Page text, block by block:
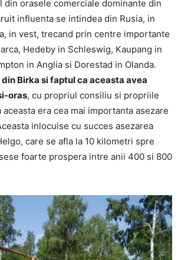
din orasele comerciale dominante din
influenta se intindea din Rusia, in
in vest, trecand prin centre importante
Hedeby in Schleswig, Kaupang in
in Anglia si Dorestad in Olanda.
Birka si faptul ca aceasta avea
oras, cu propriul consiliu si propriile
aceasta era cea mai importanta asezare
inlocuise cu succes asezarea
care se afla la 10 kilometri spre
foarte prospera intre anii 400 si 800